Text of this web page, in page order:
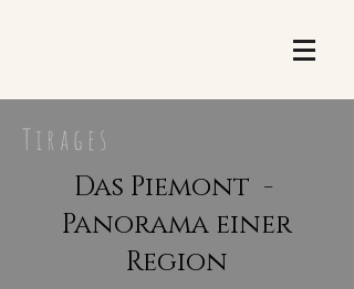
T i r a g e s
Das Piemont -
Panorama einer
Region